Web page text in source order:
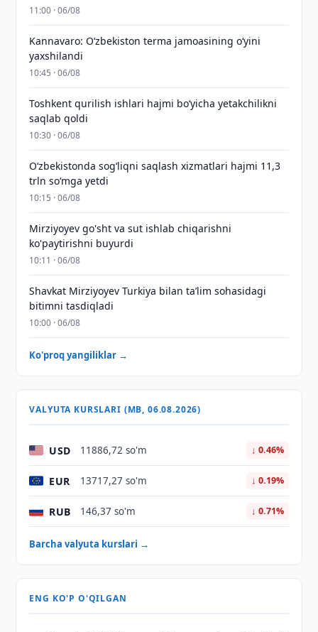
11:00 · 06/08
Kannavaro: O‘zbekiston terma jamoasining o‘yini
yaxshilandi
10:45 · 06/08
Toshkent qurilish ishlari hajmi bo‘yicha yetakchilikni
saqlab qoldi
10:30 · 06/08
O‘zbekistonda sog‘liqni saqlash xizmatlari hajmi 11,3
trln so‘mga yetdi
10:15 · 06/08
Mirziyoyev go'sht va sut ishlab chiqarishni
ko'paytirishni buyurdi
10:11 · 06/08
Shavkat Mirziyoyev Turkiya bilan taʼlim sohasidagi
bitimni tasdiqladi
10:00 · 06/08
Ko'proq yangiliklar →
VALYUTA KURSLARI (MB, 06.08.2026)
USD 11886,72 so'm ↓ 0.46%
EUR 13717,27 so'm ↓ 0.19%
RUB 146,37 so'm ↓ 0.71%
Barcha valyuta kurslari →
ENG KO'P O'QILGAN